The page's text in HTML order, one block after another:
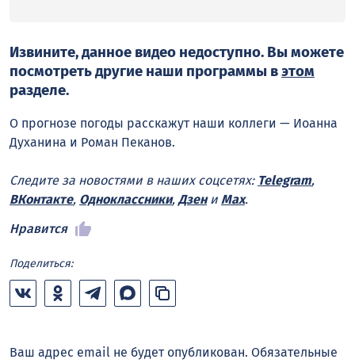
Извините, данное видео недоступно. Вы можете
посмотреть другие наши программы вэтом
разделе.
О прогнозе погоды расскажут наши коллеги — Иоанна
Духанина и Роман Пеканов.
Следите за новостями в наших соцсетях: Telegram,
ВКонтакте, Одноклассники, Дзени Max.
Нравится
Поделиться:
Ваш адрес email не будет опубликован. Обязательные